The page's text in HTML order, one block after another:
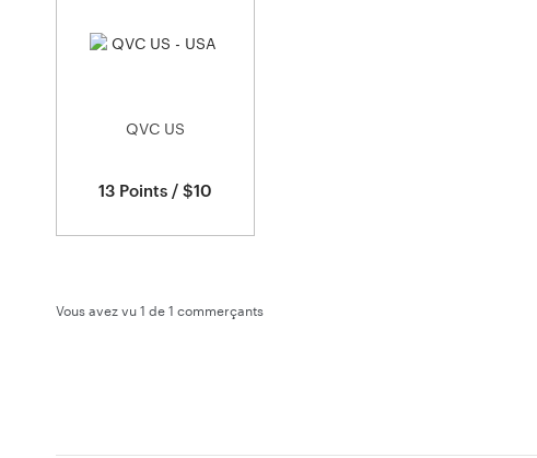
QVC US
13 Points / $10
Vous avez vu 1 de 1 commerçants